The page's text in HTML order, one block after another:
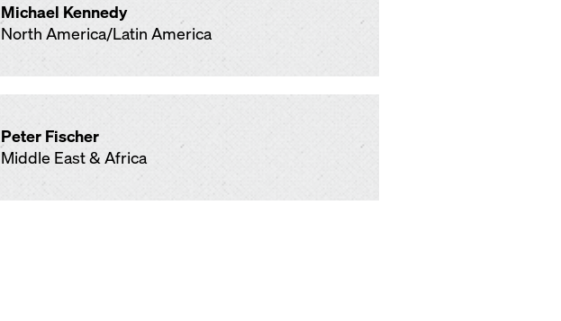
Michael Kennedy
North America/Latin America
Peter Fischer
Middle East & Africa